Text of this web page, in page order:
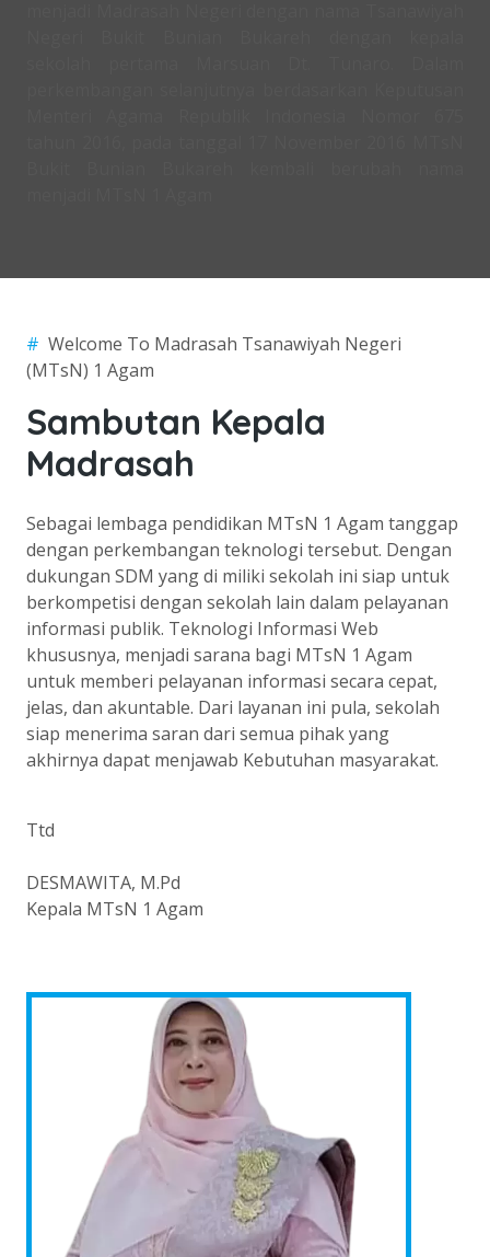
# Welcome To Madrasah Tsanawiyah Negeri
(MTsN) 1 Agam
Sambutan Kepala
Madrasah
Sebagai lembaga pendidikan MTsN 1 Agam tanggap
dengan perkembangan teknologi tersebut. Dengan
dukungan SDM yang di miliki sekolah ini siap untuk
berkompetisi dengan sekolah lain dalam pelayanan
informasi publik. Teknologi Informasi Web
khususnya, menjadi sarana bagi MTsN 1 Agam
untuk memberi pelayanan informasi secara cepat,
jelas, dan akuntable. Dari layanan ini pula, sekolah
siap menerima saran dari semua pihak yang
akhirnya dapat menjawab Kebutuhan masyarakat.
Ttd
DESMAWITA, M.Pd
Kepala MTsN 1 Agam